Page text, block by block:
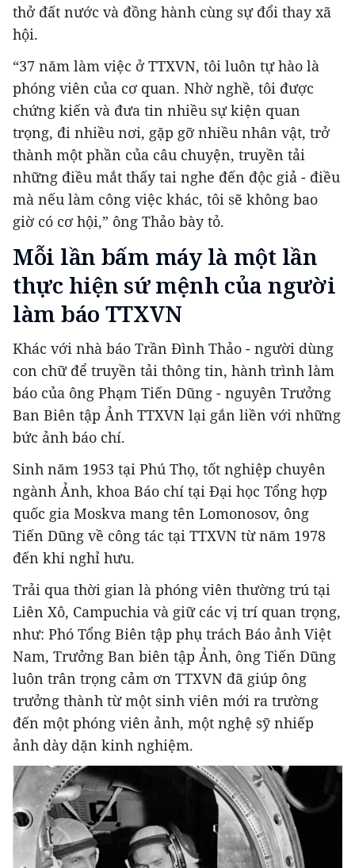
thở đất nước và đồng hành cùng sự đổi thay xã
hội.
“37 năm làm việc ở TTXVN, tôi luôn tự hào là
phóng viên của cơ quan. Nhờ nghề, tôi được
chứng kiến và đưa tin nhiều sự kiện quan
trọng, đi nhiều nơi, gặp gỡ nhiều nhân vật, trở
thành một phần của câu chuyện, truyền tải
những điều mắt thấy tai nghe đến độc giả - điều
mà nếu làm công việc khác, tôi sẽ không bao
giờ có cơ hội,” ông Thảo bày tỏ.
Mỗi lần bấm máy là một lần
thực hiện sứ mệnh của người
làm báo TTXVN
Khác với nhà báo Trần Đình Thảo - người dùng
con chữ để truyền tải thông tin, hành trình làm
báo của ông Phạm Tiến Dũng - nguyên Trưởng
Ban Biên tập Ảnh TTXVN lại gắn liền với những
bức ảnh báo chí.
Sinh năm 1953 tại Phú Thọ, tốt nghiệp chuyên
ngành Ảnh, khoa Báo chí tại Đại học Tổng hợp
quốc gia Moskva mang tên Lomonosov, ông
Tiến Dũng về công tác tại TTXVN từ năm 1978
đến khi nghỉ hưu.
Trải qua thời gian là phóng viên thường trú tại
Liên Xô, Campuchia và giữ các vị trí quan trọng,
như: Phó Tổng Biên tập phụ trách Báo ảnh Việt
Nam, Trưởng Ban biên tập Ảnh, ông Tiến Dũng
luôn trân trọng cảm ơn TTXVN đã giúp ông
trưởng thành từ một sinh viên mới ra trường
đến một phóng viên ảnh, một nghệ sỹ nhiếp
ảnh dày dặn kinh nghiệm.